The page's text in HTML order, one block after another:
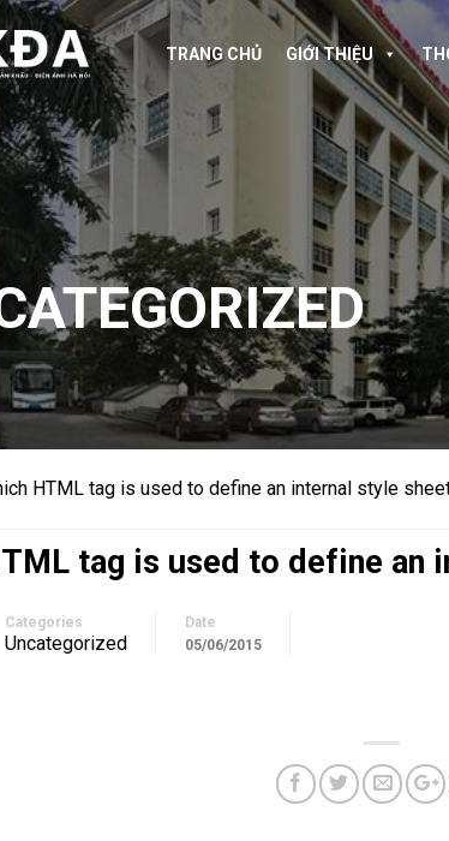
TRANG CHỦ GIỚI THIỆU
HTML tag is used to define an internal style
tag is used to define an
Categories
Uncategorized
Date
05/06/2015